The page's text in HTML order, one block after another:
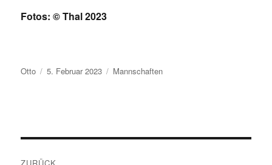
Fotos: © Thal 2023
Autor
Otto Veröffentlicht
am
5. Februar 2023 Kategorien
Mannschaften